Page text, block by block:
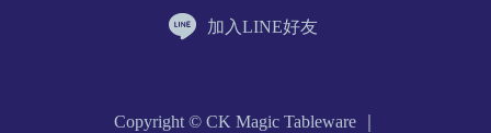
加入LINE好友
Copyright © CK Magic Tableware ｜